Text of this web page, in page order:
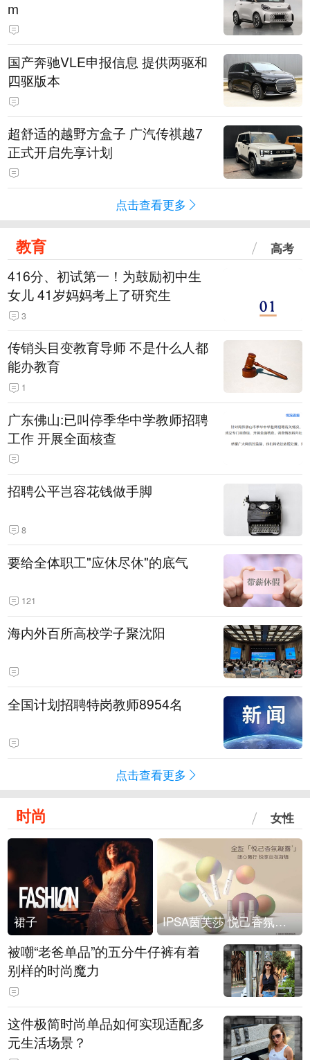
m
国产奔驰VLE申报信息 提供两驱和
四驱版本
超舒适的越野方盒子 广汽传祺越7
正式开启先享计划
点击查看更多
教育 高考
416分、初试第一！为鼓励初中生
女儿 41岁妈妈考上了研究生
3
传销头目变教育导师 不是什么人都
能办教育
1
广东佛山:已叫停季华中学教师招聘
工作 开展全面核查
招聘公平岂容花钱做手脚
8
要给全体职工"应休尽休"的底气
121
海内外百所高校学子聚沈阳
全国计划招聘特岗教师8954名
点击查看更多
时尚 女性
裙子 IPSA茵芙莎 悦己香氛凝露上市
被嘲“老爸单品”的五分牛仔裤有着
别样的时尚魔力
这件极简时尚单品如何实现适配多
元生活场景？